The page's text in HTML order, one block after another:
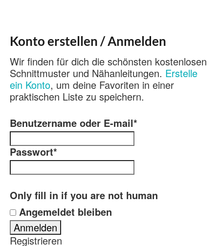
Konto erstellen / Anmelden
Wir finden für dich die schönsten kostenlosen
Schnittmuster und Nähanleitungen. Erstelle
ein Konto, um deine Favoriten in einer
praktischen Liste zu speichern.
Benutzername oder E-mail*
Passwort*
Only fill in if you are not human
Angemeldet bleiben
Registrieren